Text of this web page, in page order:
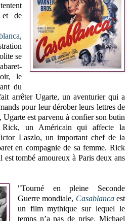
et de
,
se
le
du
arrêter Ugarte, un aventurier qui a
pour leur dérober leurs lettres de
Ugarte est parvenu à confier son butin
un Américain qui affecte la
Laszlo, un important chef de la
en compagnie de sa femme. Rick
tombé amoureux à Paris deux ans
"Tourné en pleine Seconde
Guerre mondiale, Casablanca est
un film mythique sur lequel le
temps n’a pas de prise. Michael